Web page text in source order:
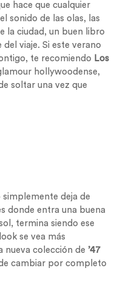
hace que cualquier
sonido de las olas, las
la ciudad, un buen libro
viaje. Si este verano
te recomiendo Los
hollywoodense,
soltar una vez que
simplemente deja de
donde entra una buena
termina siendo ese
se vea más
nueva colección de ’47
cambiar por completo